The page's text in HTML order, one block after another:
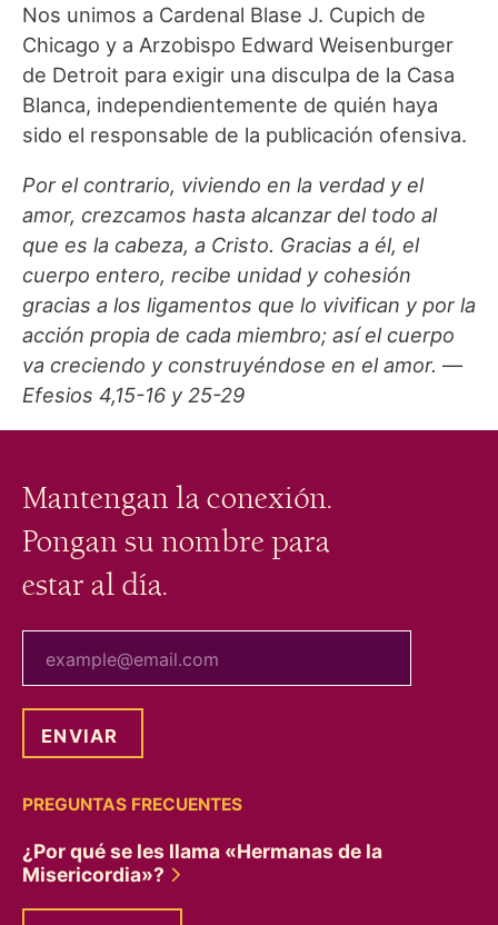
Nos unimos a Cardenal Blase J. Cupich de
Chicago y a Arzobispo Edward Weisenburger
de Detroit para exigir una disculpa de la Casa
Blanca, independientemente de quién haya
sido el responsable de la publicación ofensiva.
Por el contrario, viviendo en la verdad y el
amor, crezcamos hasta alcanzar del todo al
que es la cabeza, a Cristo. Gracias a él, el
cuerpo entero, recibe unidad y cohesión
gracias a los ligamentos que lo vivifican y por la
acción propia de cada miembro; así el cuerpo
va creciendo y construyéndose en el amor. —
Efesios 4,15-16 y 25-29
Mantengan la conexión.
Pongan su nombre para
estar al día.
PREGUNTAS FRECUENTES
¿Por qué se les llama «Hermanas de la
Misericordia»?